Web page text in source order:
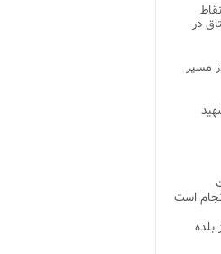
در
مسیر
است
از بلده